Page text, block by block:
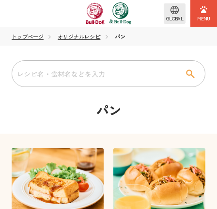
GLOBAL
トップページ オリジナルレシピ パン
パン